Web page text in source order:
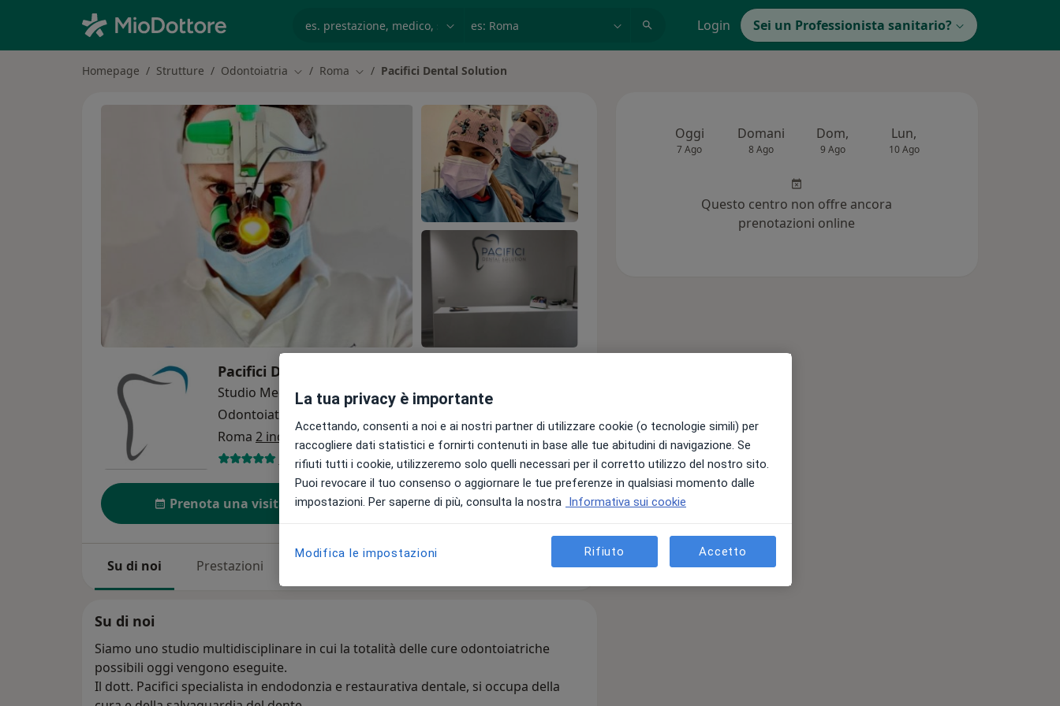
Login Sei un Professionista sanitario?
Homepage Strutture Odontoiatria Cambia città
Roma Cambia città
Pacifici Dental Solution
Pacifici Dental Solution
Studio Medico
Odontoiatria
Roma 2 indirizzi
375 recensioni
Prenota una visita Invia messaggio
Su di noi Prestazioni Recensioni
Su di noi
Siamo uno studio multidisciplinare in cui la totalità delle cure odontoiatriche
possibili oggi vengono eseguite.
Il dott. Pacifici specialista in endodonzia e restaurativa dentale, si occupa della
Oggi
7 Ago
Domani
8 Ago
Dom,
9 Ago
Lun,
10 Ago
Questo centro non offre ancora
prenotazioni online
La tua privacy è importante
Accettando, consenti a noi e ai nostri partner di utilizzare cookie (o tecnologie simili) per
raccogliere dati statistici e fornirti contenuti in base alle tue abitudini di navigazione. Se
rifiuti tutti i cookie, utilizzeremo solo quelli necessari per il corretto utilizzo del nostro sito.
Puoi revocare il tuo consenso o aggiornare le tue preferenze in qualsiasi momento dalle
impostazioni. Per saperne di più, consulta la nostra Informativa sui cookie
Modifica le impostazioni Rifiuto Accetto